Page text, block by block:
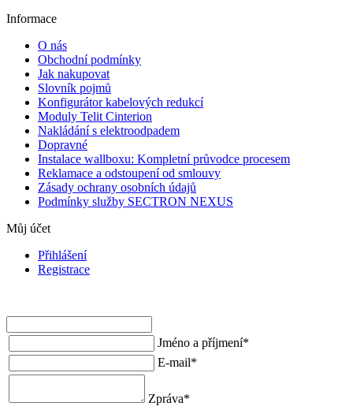
Informace
O nás
Obchodní podmínky
Jak nakupovat
Slovník pojmů
Konfigurátor kabelových redukcí
Moduly Telit Cinterion
Nakládání s elektroodpadem
Dopravné
Instalace wallboxu: Kompletní průvodce procesem
Reklamace a odstoupení od smlouvy
Zásady ochrany osobních údajů
Podmínky služby SECTRON NEXUS
Můj účet
Přihlášení
Registrace
Jméno a příjmení*
E-mail*
Zpráva*